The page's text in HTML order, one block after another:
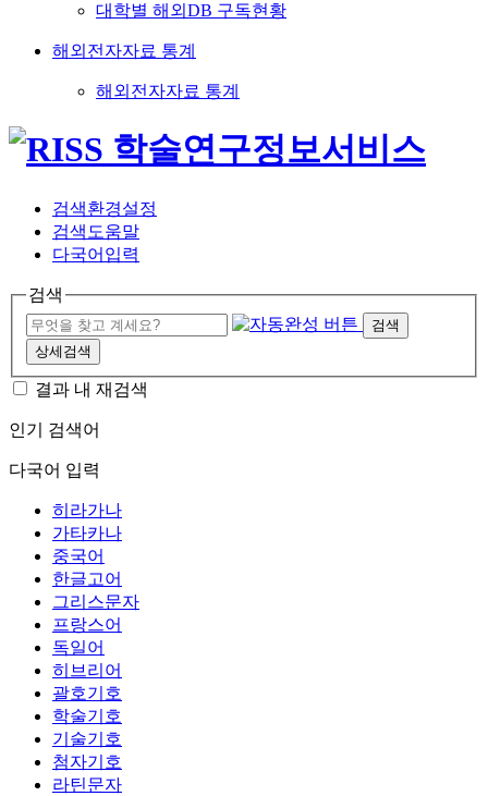
대학별 해외DB 구독현황
해외전자자료 통계
해외전자자료 통계
검색환경설정
검색도움말
다국어입력
검색
검색
상세검색
결과 내 재검색
인기 검색어
다국어 입력
히라가나
가타카나
중국어
한글고어
그리스문자
프랑스어
독일어
히브리어
괄호기호
학술기호
기술기호
첨자기호
라틴문자